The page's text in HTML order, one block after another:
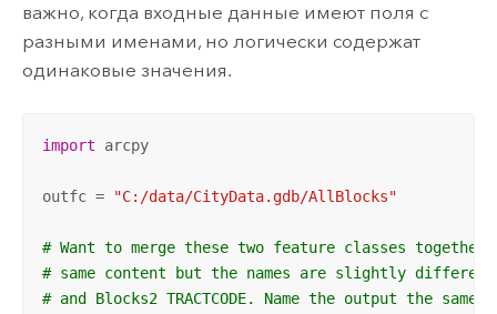
важно, когда входные данные имеют поля с
разными именами, но логически содержат
одинаковые значения.
import arcpy
outfc = "C:/data/CityData.gdb/AllBlocks"
# Want to merge these two feature classes
# same content but the names are slightly different:
# and Blocks2 TRACTCODE. Name the output the same